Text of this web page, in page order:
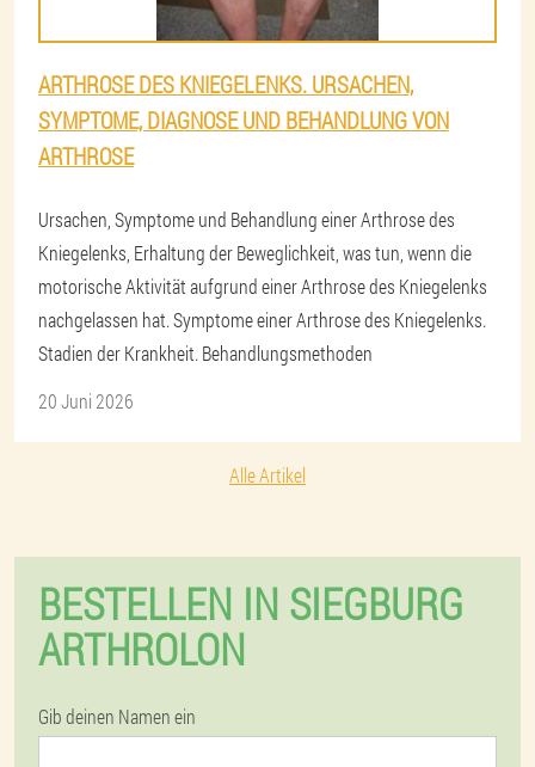
ARTHROSE DES KNIEGELENKS. URSACHEN,
SYMPTOME, DIAGNOSE UND BEHANDLUNG VON
ARTHROSE
Ursachen, Symptome und Behandlung einer Arthrose des
Kniegelenks, Erhaltung der Beweglichkeit, was tun, wenn die
motorische Aktivität aufgrund einer Arthrose des Kniegelenks
nachgelassen hat. Symptome einer Arthrose des Kniegelenks.
Stadien der Krankheit. Behandlungsmethoden
20 Juni 2026
Alle Artikel
BESTELLEN IN SIEGBURG
ARTHROLON
Gib deinen Namen ein